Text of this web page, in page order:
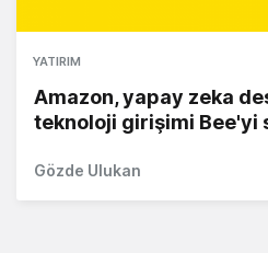
YATIRIM
Amazon, yapay zeka
teknoloji girişimi Bee'yi
Gözde Ulukan